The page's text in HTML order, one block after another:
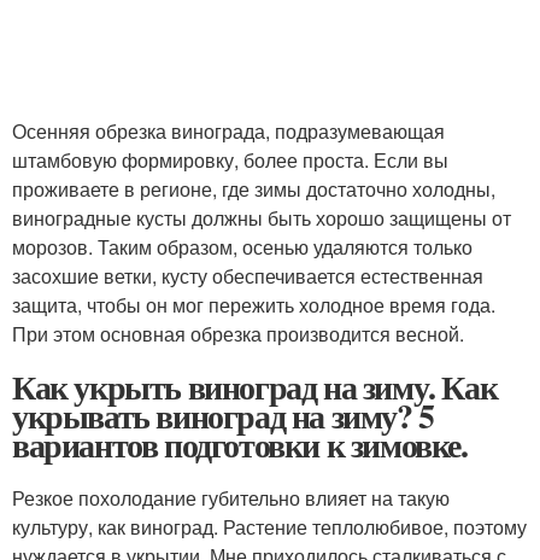
Осенняя обрезка винограда, подразумевающая
штамбовую формировку, более проста. Если вы
проживаете в регионе, где зимы достаточно холодны,
виноградные кусты должны быть хорошо защищены от
морозов. Таким образом, осенью удаляются только
засохшие ветки, кусту обеспечивается естественная
защита, чтобы он мог пережить холодное время года.
При этом основная обрезка производится весной.
Как укрыть виноград на зиму. Как
укрывать виноград на зиму? 5
вариантов подготовки к зимовке.
Резкое похолодание губительно влияет на такую
культуру, как виноград. Растение теплолюбивое, поэтому